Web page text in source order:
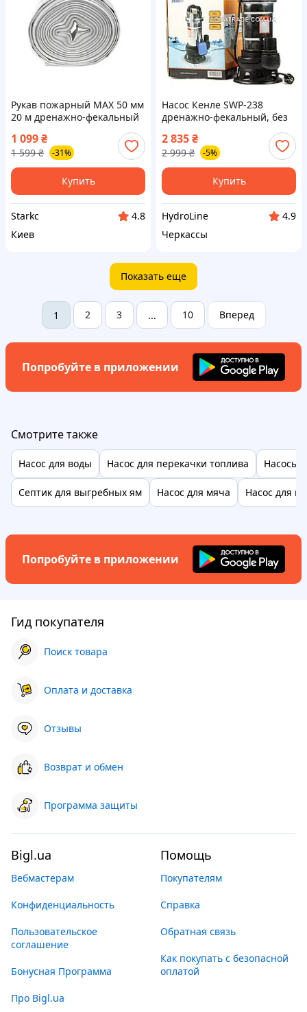
Рукав пожарный MAX 50 мм
20 м дренажно-фекальный
огнестойкий для перекачки
воды и септиков,
усиленный, для насосов
1 099₴
1 599 ₴ -31%
Купить
Starkс
4.8
Киев
Насос Кенле SWP-238
дренажно-фекальный, без
выгребных ям, колодцев,
септиков
2 835₴
2 999 ₴ -5%
Купить
HydroLine
4.9
Черкассы
Показать еще
1 2 3 ... 10 Вперед
Попробуйте в приложении
Смотрите также
Насос для воды Насос для перекачки топлива Насосы
Септик для выгребных ям Насос для мяча Насос для
Попробуйте в приложении
Гид покупателя
Поиск товара
Оплата и доставка
Отзывы
Возврат и обмен
Программа защиты
Bigl.ua
Вебмастерам
Конфиденциальность
Пользовательское
соглашение
Бонусная Программа
Про Bigl.ua
Помощь
Покупателям
Справка
Обратная связь
Как покупать с безопасной
оплатой